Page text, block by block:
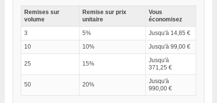
Remises sur
volume
Remise sur prix
unitaire
Vous
économisez
3
5%
Jusqu'à 14,85 €
10
10% Jusqu'à 99,00 €
25 15%
Jusqu'à
371,25 €
50 20%
Jusqu'à
990,00 €